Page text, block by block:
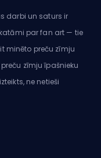
darbi un saturs ir
par fan art — tie
minēto preču zīmju
zīmju īpašnieku
ne netieši